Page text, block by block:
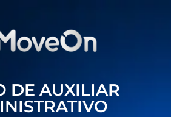
DE AUXILIAR